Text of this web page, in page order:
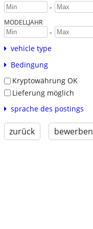
-
MODELLJAHR
-
vehicle type
Bedingung
Kryptowährung OK
Lieferung möglich
sprache des postings
zurück bewerben